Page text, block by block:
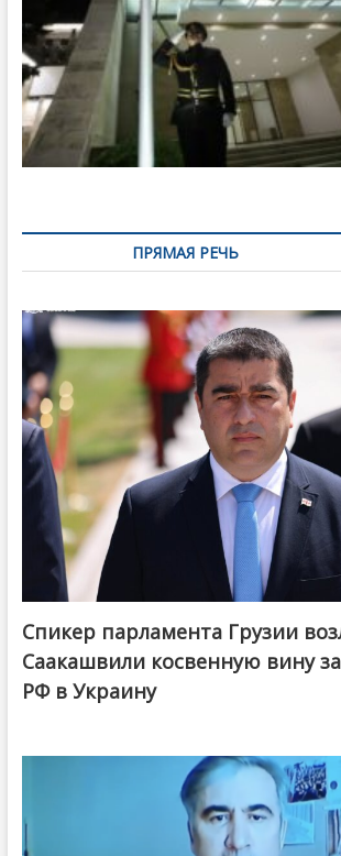
ПРЯМАЯ РЕЧЬ
Спикер парламента Грузии
Саакашвили косвенную вину
РФ в Украину